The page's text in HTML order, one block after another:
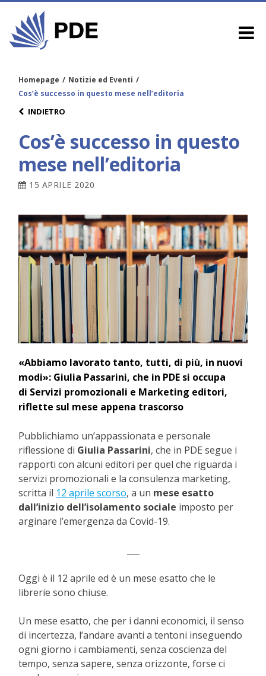
Homepage / Notizie ed Eventi /
Cos’è successo in questo mese nell’editoria
INDIETRO
Cos’è successo in questo
mese nell’editoria
15 APRILE 2020
«Abbiamo lavorato tanto, tutti, di più, in nuovi
modi»: Giulia Passarini, che in PDE si occupa
di Servizi promozionali e Marketing editori,
riflette sul mese appena trascorso
Pubblichiamo un’appassionata e personale
riflessione di Giulia Passarini, che in PDE segue i
rapporti con alcuni editori per quel che riguarda i
servizi promozionali e la consulenza marketing,
scritta il 12 aprile scorso, a un mese esatto
dall’inizio dell’isolamento sociale imposto per
arginare l’emergenza da Covid-19.
Oggi è il 12 aprile ed è un mese esatto che le
librerie sono chiuse.
Un mese esatto, che per i danni economici, il senso
di incertezza, l’andare avanti a tentoni inseguendo
ogni giorno i cambiamenti, senza coscienza del
tempo, senza sapere, senza orizzonte, forse ci